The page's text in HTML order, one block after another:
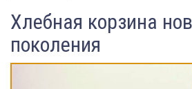
Хлебная корзина
поколения